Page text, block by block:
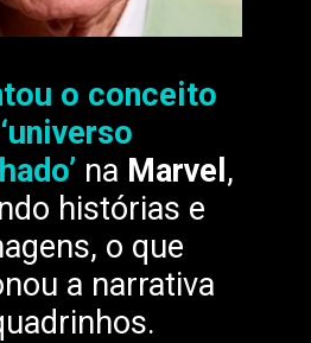
o conceito
na Marvel ,
histórias e
o que
a narrativa